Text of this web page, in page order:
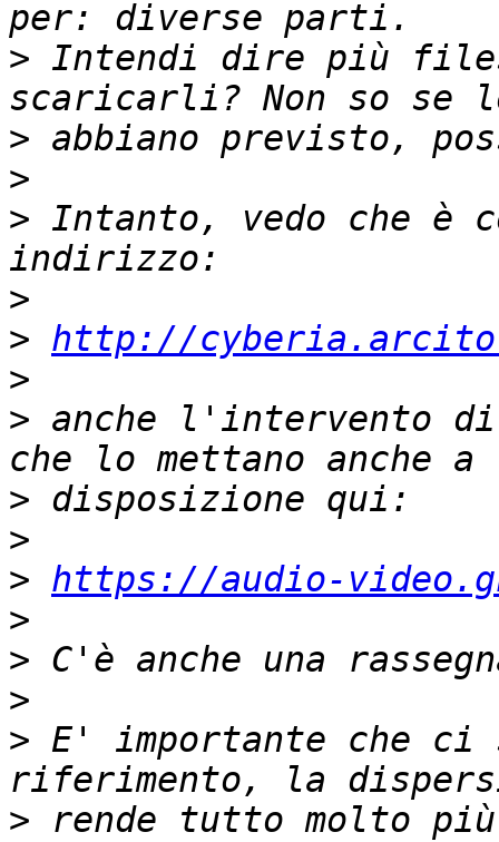
> Intendi dire più files
>
>
> Intanto, vedo che è
>
> http://
>
> anche l'intervento di
>
>
> https://audio-
>
>
>
> E' importante che ci
> rende tutto molto